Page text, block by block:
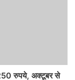
रुपये, अक्टूबर से